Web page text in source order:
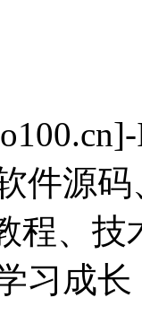
件源
程、
习成长